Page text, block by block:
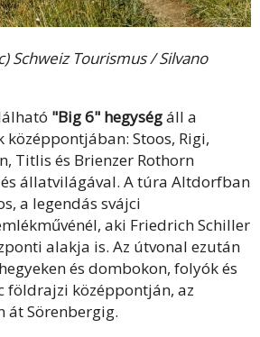
Schweiz Tourismus / Silvano
"Big 6" hegységáll a
középpontjában: Stoos, Rigi,
Titlis és Brienzer Rothorn
állatvilágával. A túra Altdorfban
a legendás svájci
aki Friedrich Schiller
alakja is. Az útvonal ezután
és dombokon, folyók és
földrajzi középpontján, az
át Sörenbergig.